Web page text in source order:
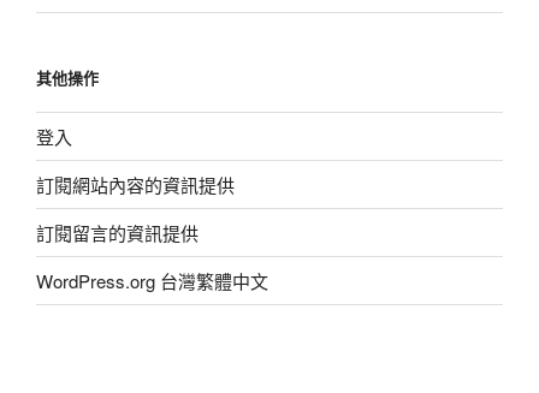
其他操作
登入
訂閱網站內容的資訊提供
訂閱留言的資訊提供
WordPress.org 台灣繁體中文